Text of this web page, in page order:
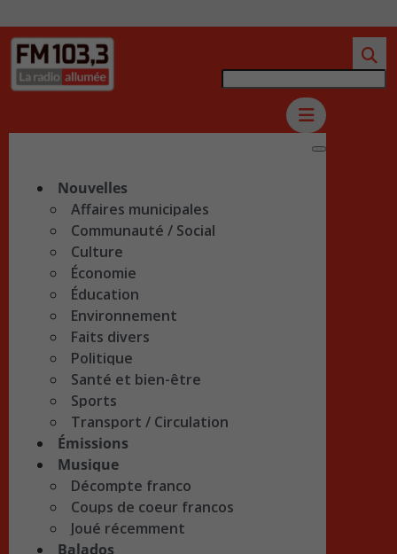
Nouvelles
Affaires municipales
Communauté / Social
Culture
Économie
Éducation
Environnement
Faits divers
Politique
Santé et bien-être
Sports
Transport / Circulation
Émissions
Musique
Décompte franco
Coups de coeur francos
Joué récemment
Balados